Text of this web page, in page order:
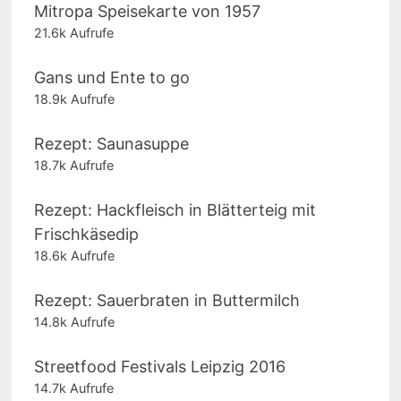
Mitropa Speisekarte von 1957
21.6k Aufrufe
Gans und Ente to go
18.9k Aufrufe
Rezept: Saunasuppe
18.7k Aufrufe
Rezept: Hackfleisch in Blätterteig mit
Frischkäsedip
18.6k Aufrufe
Rezept: Sauerbraten in Buttermilch
14.8k Aufrufe
Streetfood Festivals Leipzig 2016
14.7k Aufrufe